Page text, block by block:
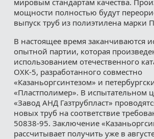
мощности полностью будут
выпуск труб из полиэтилена марки
В настоящее время заканчиваются
опытной партии, которая
использованием отечественного
ОХК-5, разработанного совместно
«Казаньоргсинтезом» и
«Пластполимер». В испытательном
«Завод АНД Газтрубпласт»
новых труб на соответствие
50838-95. Заключение
рассчитывает получить уже в